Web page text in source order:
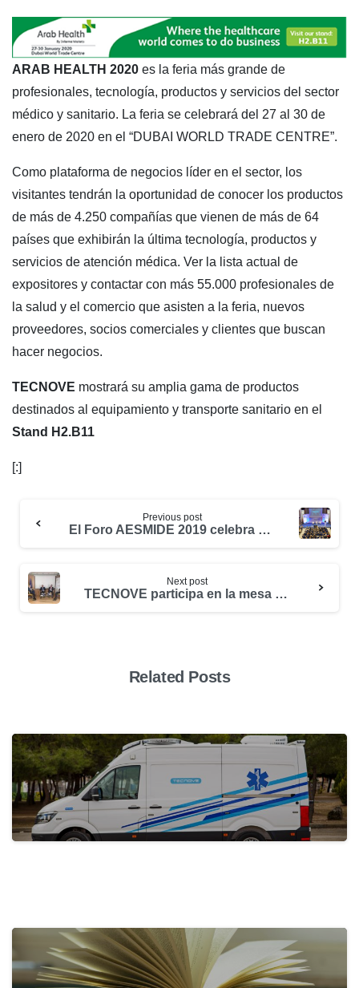
ARAB HEALTH 2020 es la feria más grande de
profesionales, tecnología, productos y servicios del sector
médico y sanitario. La feria se celebrará del 27 al 30 de
enero de 2020 en el “DUBAI WORLD TRADE CENTRE”.
Como plataforma de negocios líder en el sector, los
visitantes tendrán la oportunidad de conocer los productos
de más de 4.250 compañías que vienen de más de 64
países que exhibirán la última tecnología, productos y
servicios de atención médica. Ver la lista actual de
expositores y contactar con más 55.000 profesionales de
la salud y el comercio que asisten a la feria, nuevos
proveedores, socios comerciales y clientes que buscan
hacer negocios.
TECNOVE mostrará su amplia gama de productos
destinados al equipamiento y transporte sanitario en el
Stand H2.B11
[:]
Previous post
El Foro AESMIDE 2019 celebra su 35 aniversario con la colaboración de TECNOVE
Next post
TECNOVE participa en la mesa redonda del Colegio de Ingenieros de Ciudad Real y la Asociación para el Progreso de la Dirección sobre “Transformación Digital y Personas”
Related Posts
31 de May de 2024